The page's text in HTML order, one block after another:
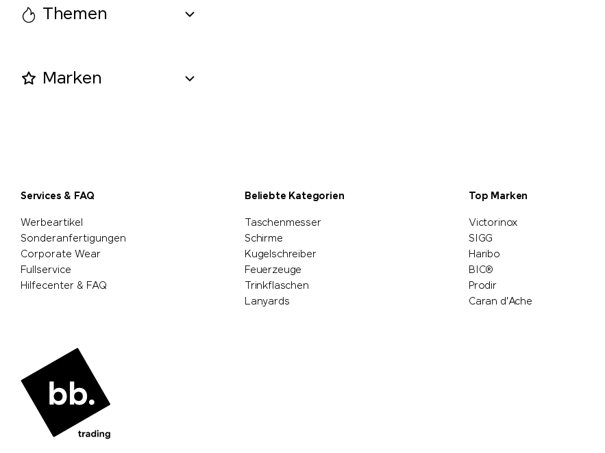
Themen
Marken
Services & FAQ
Werbeartikel
Sonderanfertigungen
Corporate Wear
Fullservice
Hilfecenter & FAQ
Beliebte Kategorien
Taschenmesser
Schirme
Kugelschreiber
Feuerzeuge
Trinkflaschen
Lanyards
Top Marken
Victorinox
SIGG
Haribo
BIC®
Prodir
Caran d'Ache